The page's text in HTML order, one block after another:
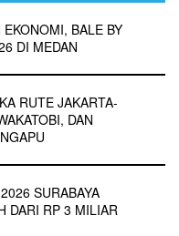
BALE BY
DI MEDAN
RUTE JAKARTA-
DAN
SURABAYA
DARI RP 3 MILIAR